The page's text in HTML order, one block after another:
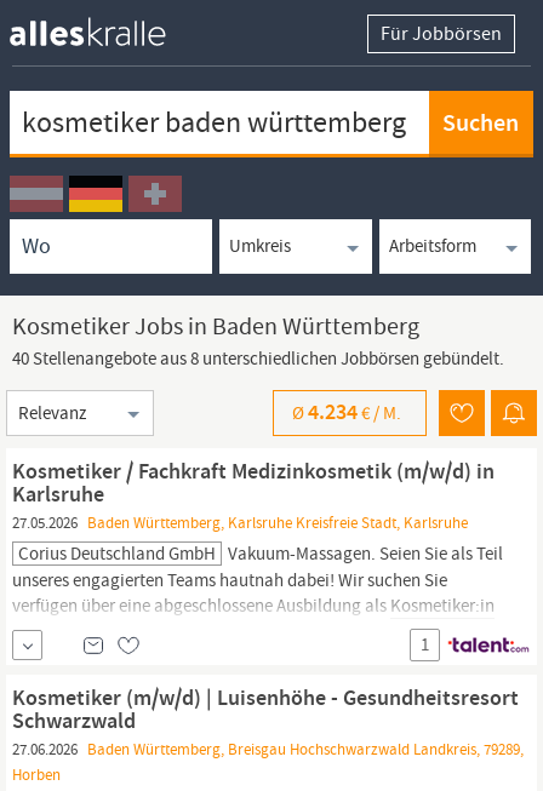
Für Jobbörsen
Ortssuche
Umkreissuche
Arbeitsform
Kosmetiker Jobs in Baden Württemberg
40 Stellenangebote aus 8 unterschiedlichen Jobbörsen gebündelt.
Sortierung
Ø4.234€ / M.
Kosmetiker / Fachkraft Medizinkosmetik (m/w/d) in
Karlsruhe
27.05.2026 Baden Württemberg, Karlsruhe Kreisfreie Stadt, Karlsruhe
Corius Deutschland GmbH Vakuum-Massagen. Seien Sie als Teil
unseres engagierten Teams hautnah dabei! Wir suchen Sie
verfügen über eine abgeschlossene Ausbildung als Kosmetiker:in
und umfassende praktische Berufserfahrung, Beauty sowie
Hautgesundheit sind Ihre Leidenschaft und Sie suchen nach einer
neuen Herausforderung mit abwechslungsreichen Aufgaben und
familienfreundlichen...
1
Kosmetiker (m/w/d) | Luisenhöhe - Gesundheitsresort
Schwarzwald
27.06.2026 Baden Württemberg, Breisgau Hochschwarzwald Landkreis, 79289,
Horben